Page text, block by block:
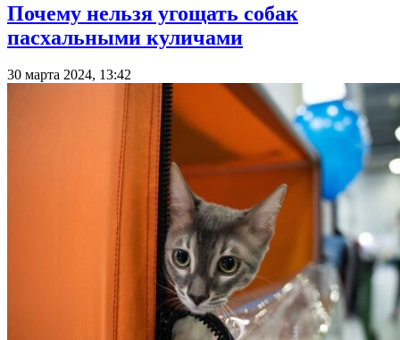
Почему нельзя угощать собак
пасхальными куличами
30 марта 2024, 13:42